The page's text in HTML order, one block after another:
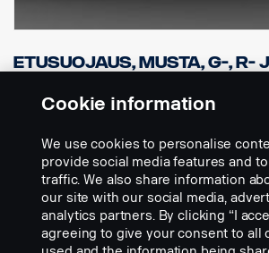
Etusuojaus, Musta, G-, R-
korkeat puskurit.
Part Description:
Vankka mutta tyylikäs etuosan turvakaari.
Valmistettu 76 ja 60 mm:n
toteutus.
Cookie information
We use cookies to personalise
provide social media features and
traffic. We also share information
our site with our social media,
analytics partners. By clicking “I
agreeing to give your consent to all